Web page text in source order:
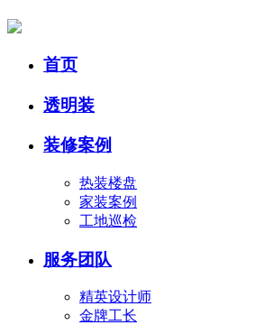
首页
透明装
装修案例
热装楼盘
家装案例
工地巡检
服务团队
精英设计师
金牌工长